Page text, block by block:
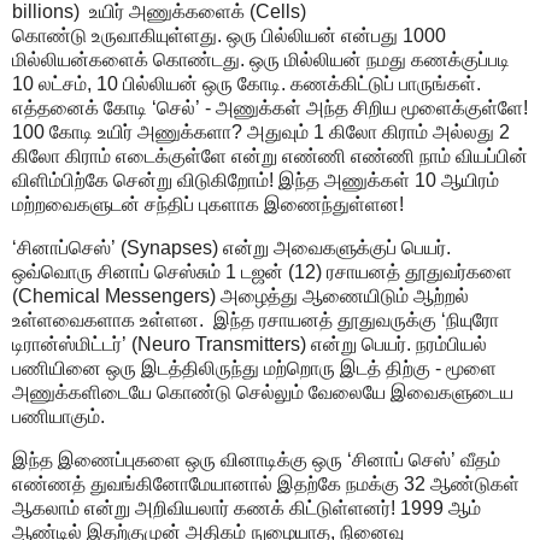
billions) உயிர் அணுக்களைக் (Cells)
கொண்டு உருவாகியுள்ளது. ஒரு பில்லியன் என்பது 1000
மில்லியன்களைக் கொண்டது. ஒரு மில்லியன் நமது கணக்குப்படி
10 லட்சம், 10 பில்லியன் ஒரு கோடி. கணக்கிட்டுப் பாருங்கள்.
எத்தனைக் கோடி ‘செல்’ - அணுக்கள் அந்த சிறிய மூளைக்குள்ளே!
100 கோடி உயிர் அணுக்களா? அதுவும் 1 கிலோ கிராம் அல்லது 2
கிலோ கிராம் எடைக்குள்ளே என்று எண்ணி எண்ணி நாம் வியப்பின்
விளிம்பிற்கே சென்று விடுகிறோம்! இந்த அணுக்கள் 10 ஆயிரம்
மற்றவைகளுடன் சந்திப் புகளாக இணைந்துள்ளன!
‘சினாப்செஸ்’ (Synapses) என்று அவைகளுக்குப் பெயர்.
ஒவ்வொரு சினாப் செஸ்சும் 1 டஜன் (12) ரசாயனத் தூதுவர்களை
(Chemical Messengers) அழைத்து ஆணையிடும் ஆற்றல்
உள்ளவைகளாக உள்ளன. இந்த ரசாயனத் தூதுவருக்கு ‘நியுரோ
டிரான்ஸ்மிட்டர்’ (Neuro Transmitters) என்று பெயர். நரம்பியல்
பணியினை ஒரு இடத்திலிருந்து மற்றொரு இடத் திற்கு - மூளை
அணுக்களிடையே கொண்டு செல்லும் வேலையே இவைகளுடைய
பணியாகும்.
இந்த இணைப்புகளை ஒரு வினாடிக்கு ஒரு ‘சினாப் செஸ்’ வீதம்
எண்ணத் துவங்கினோமேயானால் இதற்கே நமக்கு 32 ஆண்டுகள்
ஆகலாம் என்று அறிவியலார் கணக் கிட்டுள்ளனர்! 1999 ஆம்
ஆண்டில் இதற்குமுன் அதிகம் நுழையாத, நினைவு